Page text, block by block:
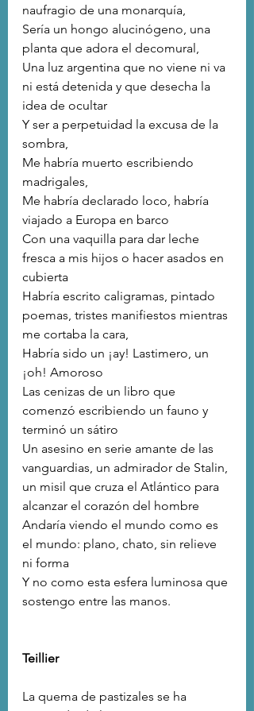
naufragio de una monarquía,
Sería un hongo alucinógeno, una
planta que adora el decomural,
Una luz argentina que no viene ni va
ni está detenida y que desecha la
idea de ocultar
Y ser a perpetuidad la excusa de la
sombra,
Me habría muerto escribiendo
madrigales,
Me habría declarado loco, habría
viajado a Europa en barco
Con una vaquilla para dar leche
fresca a mis hijos o hacer asados en
cubierta
Habría escrito caligramas, pintado
poemas, tristes manifiestos mientras
me cortaba la cara,
Habría sido un ¡ay! Lastimero, un
¡oh! Amoroso
Las cenizas de un libro que
comenzó escribiendo un fauno y
terminó un sátiro
Un asesino en serie amante de las
vanguardias, un admirador de Stalin,
un misil que cruza el Atlántico para
alcanzar el corazón del hombre
Andaría viendo el mundo como es
el mundo: plano, chato, sin relieve
ni forma
Y no como esta esfera luminosa que
sostengo entre las manos.
Teillier
La quema de pastizales se ha